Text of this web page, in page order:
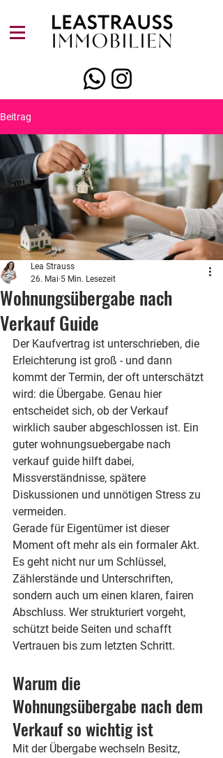
Beitrag
Wohnungsübergabe nach
Verkauf Guide
Lea Strauss
26. Mai 5 Min. Lesezeit
Der Kaufvertrag ist unterschrieben, die
Erleichterung ist groß - und dann
kommt der Termin, der oft unterschätzt
wird: die Übergabe. Genau hier
entscheidet sich, ob der Verkauf
wirklich sauber abgeschlossen ist. Ein
guter wohnungsuebergabe nach
verkauf guide hilft dabei,
Missverständnisse, spätere
Diskussionen und unnötigen Stress zu
vermeiden.
Gerade für Eigentümer ist dieser
Moment oft mehr als ein formaler Akt.
Es geht nicht nur um Schlüssel,
Zählerstände und Unterschriften,
sondern auch um einen klaren, fairen
Abschluss. Wer strukturiert vorgeht,
schützt beide Seiten und schafft
Vertrauen bis zum letzten Schritt.
Warum die
Wohnungsübergabe nach dem
Verkauf so wichtig ist
Mit der Übergabe wechseln Besitz,